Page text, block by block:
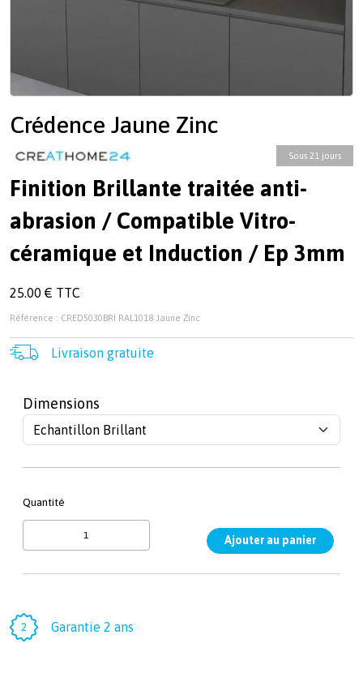
Crédence Jaune Zinc
Sous 21 jours
Finition Brillante traitée anti-
abrasion / Compatible Vitro-
céramique et Induction / Ep 3mm
25.00 € TTC
Référence : CRED5030BRI RAL1018 Jaune Zinc
Livraison gratuite
Dimensions
Quantité
Garantie 2 ans